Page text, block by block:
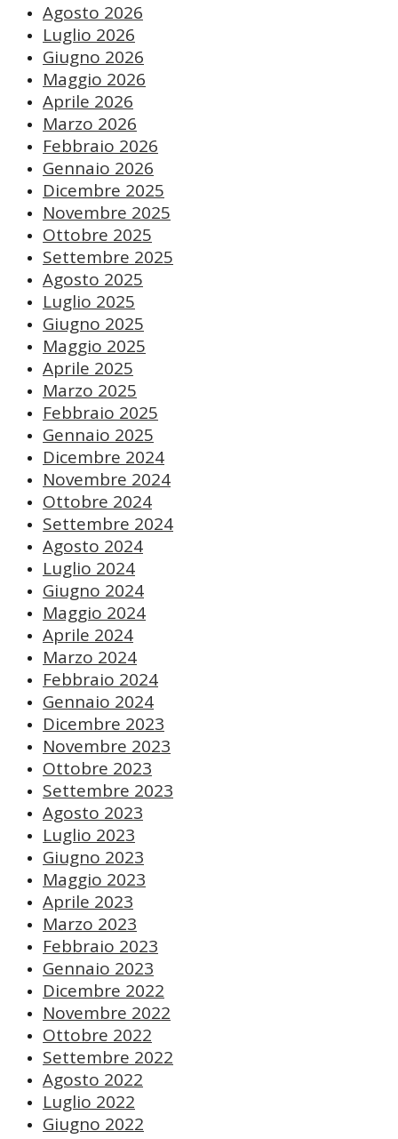
Agosto 2026
Luglio 2026
Giugno 2026
Maggio 2026
Aprile 2026
Marzo 2026
Febbraio 2026
Gennaio 2026
Dicembre 2025
Novembre 2025
Ottobre 2025
Settembre 2025
Agosto 2025
Luglio 2025
Giugno 2025
Maggio 2025
Aprile 2025
Marzo 2025
Febbraio 2025
Gennaio 2025
Dicembre 2024
Novembre 2024
Ottobre 2024
Settembre 2024
Agosto 2024
Luglio 2024
Giugno 2024
Maggio 2024
Aprile 2024
Marzo 2024
Febbraio 2024
Gennaio 2024
Dicembre 2023
Novembre 2023
Ottobre 2023
Settembre 2023
Agosto 2023
Luglio 2023
Giugno 2023
Maggio 2023
Aprile 2023
Marzo 2023
Febbraio 2023
Gennaio 2023
Dicembre 2022
Novembre 2022
Ottobre 2022
Settembre 2022
Agosto 2022
Luglio 2022
Giugno 2022